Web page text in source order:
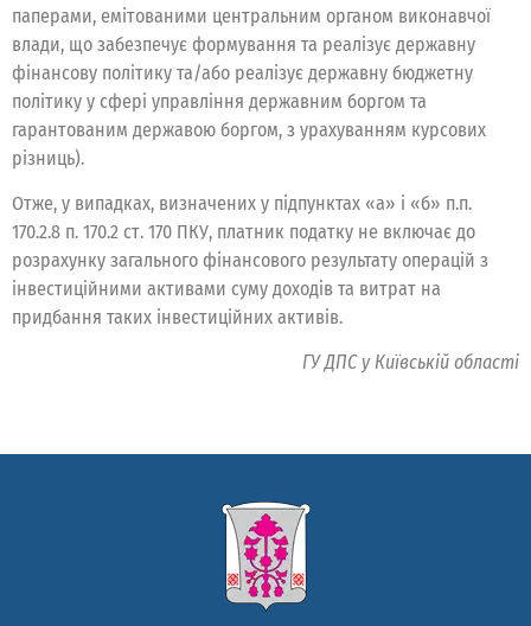
паперами, емітованими центральним органом виконавчої
влади, що забезпечує формування та реалізує державну
фінансову політику та/або реалізує державну бюджетну
політику у сфері управління державним боргом та
гарантованим державою боргом, з урахуванням курсових
різниць).
Отже, у випадках, визначених у підпунктах «а» і «б» п.п.
170.2.8 п. 170.2 ст. 170 ПКУ, платник податку не включає до
розрахунку загального фінансового результату операцій з
інвестиційними активами суму доходів та витрат на
придбання таких інвестиційних активів.
ГУ ДПС у Київській області